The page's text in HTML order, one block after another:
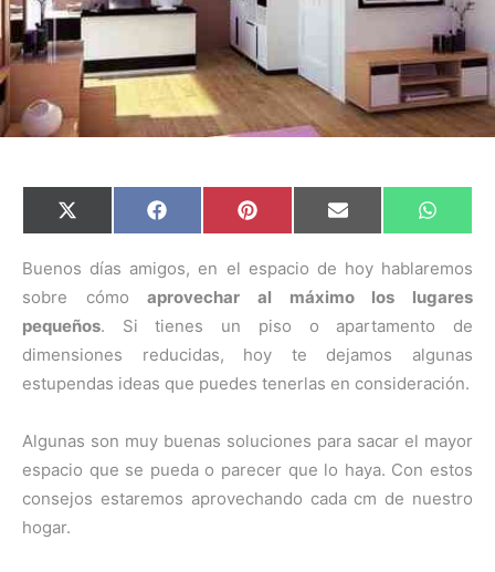
C
o
p
t
i
r
e
n
X
(
w
t
e
r
)
C
o
p
a
r
i
r
e
n
F
a
e
o
o
k
C
o
p
r
r
e
n
P
i
t
r
e
s
t
C
o
p
r
i
r
e
n
E
m
i
C
o
p
r
r
e
n
W
h
t
A
Buenos días amigos, en el espacio de hoy hablaremos
sobre cómoaprovechar al máximo los lugares
pequeños. Si tienes un piso o apartamento de
dimensiones reducidas, hoy te dejamos algunas
estupendas ideas que puedes tenerlas en consideración.
Algunas son muy buenas soluciones para sacar el mayor
espacio que se pueda o parecer que lo haya. Con estos
consejos estaremos aprovechando cada cm de nuestro
hogar.